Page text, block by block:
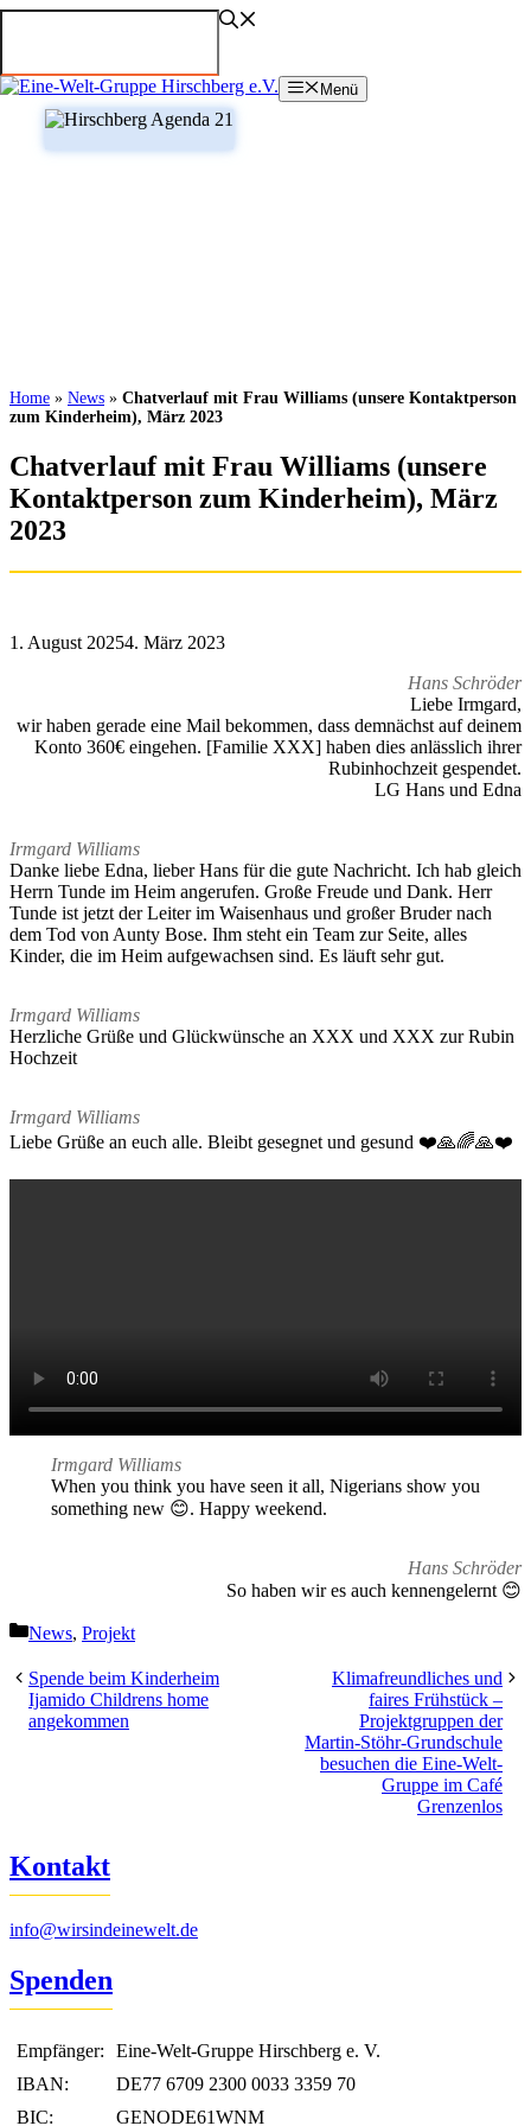
Zum
Menü
Home » News » Chatverlauf mit Frau Williams (unsere Kontaktperson
zum Kinderheim), März 2023
Chatverlauf mit Frau Williams (unsere
Kontaktperson zum Kinderheim), März
2023
1. August 20254. März 2023
Hans Schröder
Liebe Irmgard,
wir haben gerade eine Mail bekommen, dass demnächst auf deinem
Konto 360€ eingehen. [Familie XXX] haben dies anlässlich ihrer
Rubinhochzeit gespendet.
LG Hans und Edna
Irmgard Williams
Danke liebe Edna, lieber Hans für die gute Nachricht. Ich hab gleich
Herrn Tunde im Heim angerufen. Große Freude und Dank. Herr
Tunde ist jetzt der Leiter im Waisenhaus und großer Bruder nach
dem Tod von Aunty Bose. Ihm steht ein Team zur Seite, alles
Kinder, die im Heim aufgewachsen sind. Es läuft sehr gut.
Irmgard Williams
Herzliche Grüße und Glückwünsche an XXX und XXX zur Rubin
Hochzeit
Irmgard Williams
Liebe Grüße an euch alle. Bleibt gesegnet und gesund ❤️🙏🌈🙏❤️
Irmgard Williams
When you think you have seen it all, Nigerians show you
something new 😊. Happy weekend.
Hans Schröder
So haben wir es auch kennengelernt 😊
Kategorien
News, Projekt
Spende beim Kinderheim
Ijamido Childrens home
angekommen
Klimafreundliches und
faires Frühstück –
Projektgruppen der
Martin-Stöhr-Grundschule
besuchen die Eine-Welt-
Gruppe im Café
Grenzenlos
Kontakt
info@wirsindeinewelt.de
Spenden
Empfänger:
Eine-Welt-Gruppe Hirschberg e. V.
IBAN:
DE77 6709 2300 0033 3359 70
BIC:
GENODE61WNM